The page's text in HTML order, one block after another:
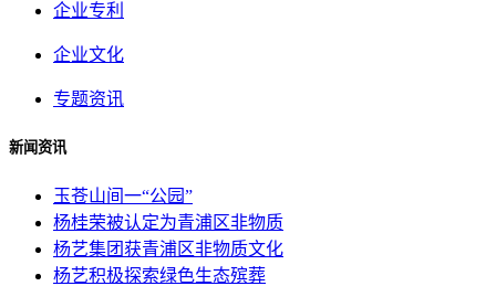
企业专利
企业文化
专题资讯
新闻资讯
玉苍山间一“公园”
杨桂荣被认定为青浦区非物质
杨艺集团获青浦区非物质文化
杨艺积极探索绿色生态殡葬